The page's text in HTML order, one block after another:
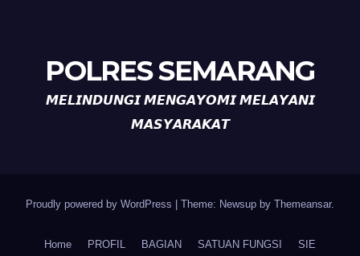
POLRES SEMARANG
𝙈𝙀𝙇𝙄𝙉𝘿𝙐𝙉𝙂𝙄 𝙈𝙀𝙉𝙂𝘼𝙔𝙊𝙈𝙄 𝙈𝙀𝙇𝘼𝙔𝘼𝙉𝙄
𝙈𝘼𝙎𝙔𝘼𝙍𝘼𝙆𝘼𝙏
Proudly powered by WordPress Theme: Newsup by Themeansar.
Home PROFIL BAGIAN SATUAN FUNGSI SIE